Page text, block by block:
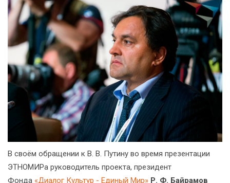
В своём обращении к В. В. Путину во время презентации
ЭТНОМИРа руководитель проекта, президент
Фонда «Диалог Культур - Единый Мир» Р. Ф. Байрамов